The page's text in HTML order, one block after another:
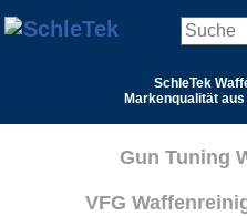
SchleTek
Markenqualität
Gun Tuning
VFG